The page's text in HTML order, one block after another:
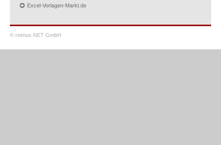
Excel-Vorlagen-Markt.de
© reimus.NET GmbH